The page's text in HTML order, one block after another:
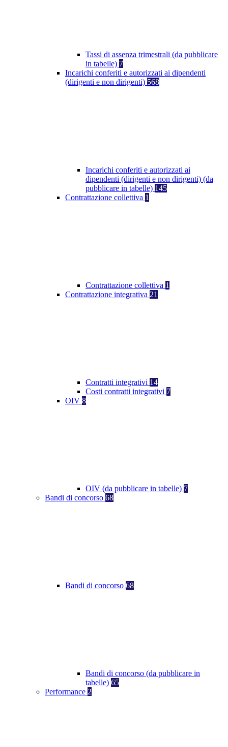
Tassi di assenza trimestrali (da pubblicare
in tabelle) 7
Incarichi conferiti e autorizzati ai dipendenti
(dirigenti e non dirigenti) 568
Incarichi conferiti e autorizzati ai
dipendenti (dirigenti e non dirigenti) (da
pubblicare in tabelle) 145
Contrattazione collettiva 1
Contrattazione collettiva 1
Contrattazione integrativa 21
Contratti integrativi 14
Costi contratti integrativi 7
OIV 8
OIV (da pubblicare in tabelle) 7
Bandi di concorso 68
Bandi di concorso 68
Bandi di concorso (da pubblicare in
tabelle) 65
Performance 2